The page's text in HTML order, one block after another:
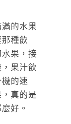
的水果
種飲
果，接
果汁飲
的速
真的是
好。